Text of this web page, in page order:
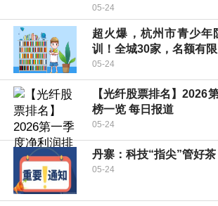
05-24
超火爆，杭州市青少年
训！全城30家，名额有
05-24
【光纤股票排名】2026
榜一览 每日报道
05-24
丹寨：科技“指尖”管好
05-24